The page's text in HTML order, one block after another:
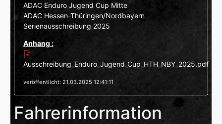
ADAC Enduro Jugend Cup Mitte
ADAC Hessen-Thüringen/Nordbayern
Serienausschreibung 2025
Anhang :
Ausschreibung_Enduro_Jugend_Cup_HTH_NBY_2025.pdf
veröffentlicht: 21.03.2025 12:41:11
Fahrerinformation